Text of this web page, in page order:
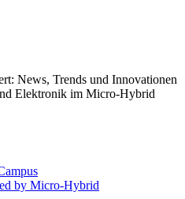
News, Trends und Innovationen
Elektronik im Micro-Hybrid
by Micro-Hybrid